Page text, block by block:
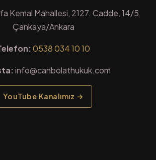
Kemal Mahallesi, 2127. Cadde, 14/5
Çankaya/Ankara
0538 034 10 10
info@canbolathukuk.com
YouTube Kanalımız →